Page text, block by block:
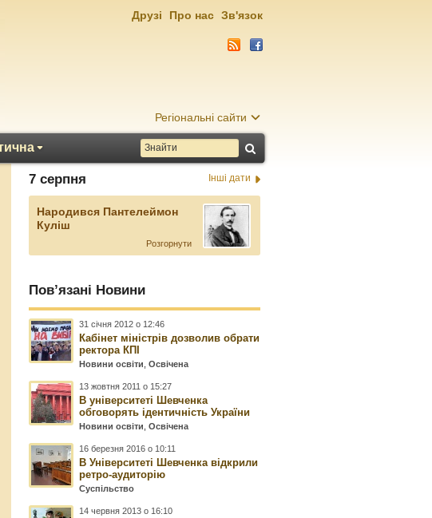
Регіональні сайти
Друзі Про нас Зв'язок
7 серпня Інші дати
Народився Пантелеймон
Куліш
Розгорнути
Пов’язані Новини
31 січня 2012 о 12:46
Кабінет міністрів дозволив обрати
ректора КПІ
Новини освіти ,Освічена
13 жовтня 2011 о 15:27
В університеті Шевченка
обговорять ідентичність України
Новини освіти ,Освічена
16 березня 2016 о 10:11
В Університеті Шевченка відкрили
ретро-аудиторію
Суспільство
14 червня 2013 о 16:10